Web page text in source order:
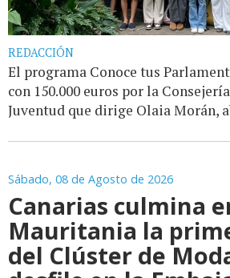
REDACCIÓN
El programa Conoce tus
con 150.000 euros por la
Juventud que dirige Olaia Morán,
Sábado, 08 de Agosto de 2026
Canarias culmina
Mauritania la
del Clúster de